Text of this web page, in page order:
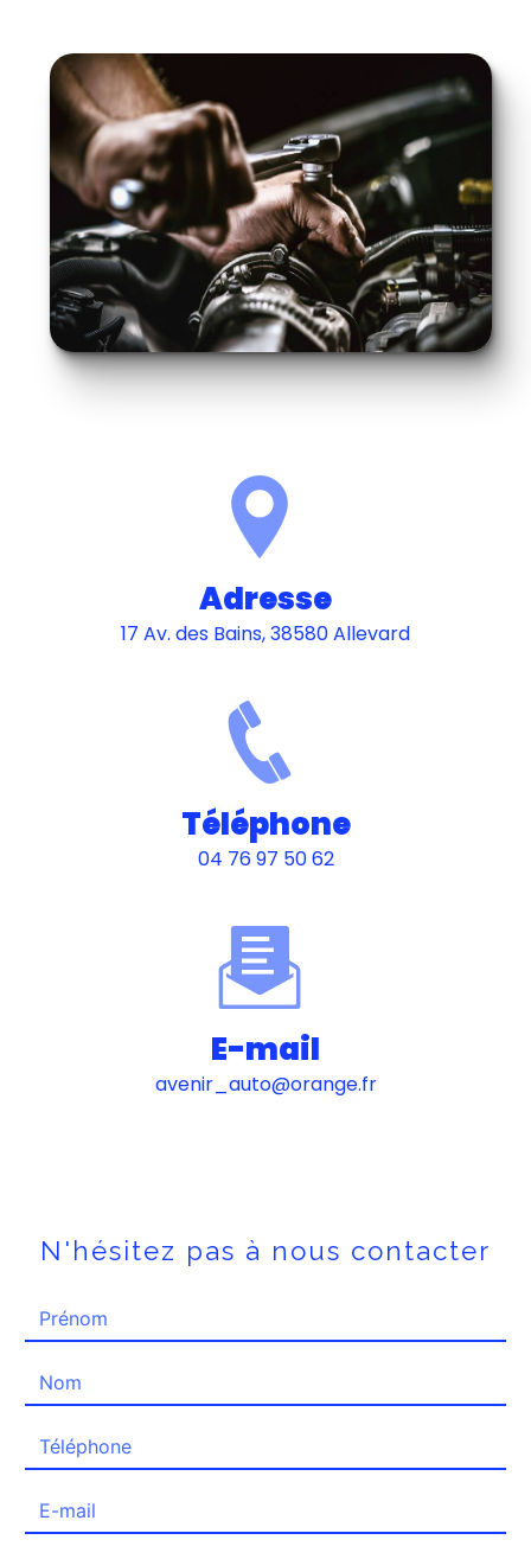
Adresse
17 Av. des Bains, 38580 Allevard
Téléphone
04 76 97 50 62
E-mail
avenir_auto@orange.fr
N'hésitez pas à nous contacter